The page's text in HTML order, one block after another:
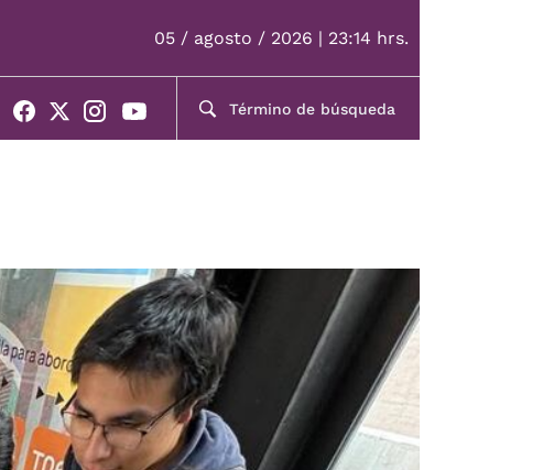
05 / agosto / 2026 | 23:14 hrs.